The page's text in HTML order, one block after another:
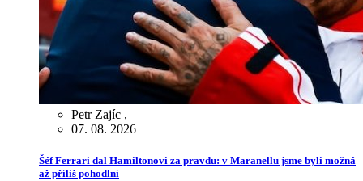
Petr Zajíc ,
07. 08. 2026
Šéf Ferrari dal Hamiltonovi za pravdu: v Maranellu jsme byli možná
až příliš pohodlní